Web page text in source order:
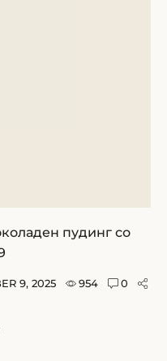
пудинг со
9, 2025 954 0